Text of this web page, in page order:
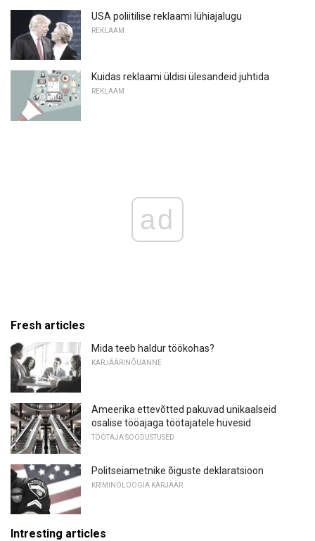
USA poliitilise reklaami lühiajalugu
REKLAAM
Kuidas reklaami üldisi ülesandeid juhtida
REKLAAM
ad
Fresh articles
Mida teeb haldur töökohas?
KARJÄÄRINÕUANNE
Ameerika ettevõtted pakuvad unikaalseid
osalise tööajaga töötajatele hüvesid
TÖÖTAJA SOODUSTUSED
Politseiametnike õiguste deklaratsioon
KRIMINOLOOGIA KARJÄÄR
Intresting articles